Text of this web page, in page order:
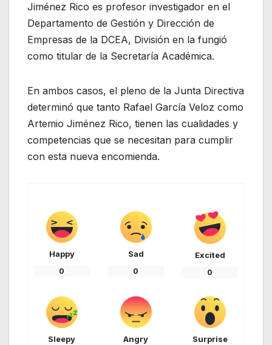
Jiménez Rico es profesor investigador en el
Departamento de Gestión y Dirección de
Empresas de la DCEA, División en la fungió
como titular de la Secretaría Académica.
En ambos casos, el pleno de la Junta Directiva
determinó que tanto Rafael García Veloz como
Artemio Jiménez Rico, tienen las cualidades y
competencias que se necesitan para cumplir
con esta nueva encomienda.
Happy
0
Sad
0
Excited
0
Sleepy Angry Surprise